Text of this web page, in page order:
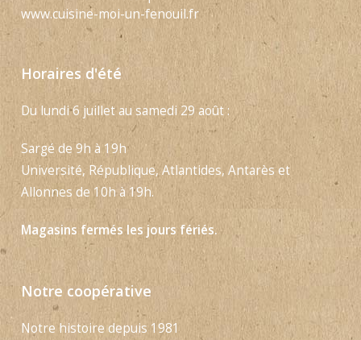
www.cuisine-moi-un-fenouil.fr
Horaires d'été
Du lundi 6 juillet au samedi 29 août :
Sargé de 9h à 19h
Université, République, Atlantides, Antarès et
Allonnes de 10h à 19h.
Magasins fermés les jours fériés.
Notre coopérative
Notre histoire depuis 1981